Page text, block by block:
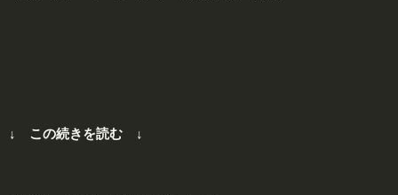
↓ この続きを読む ↓